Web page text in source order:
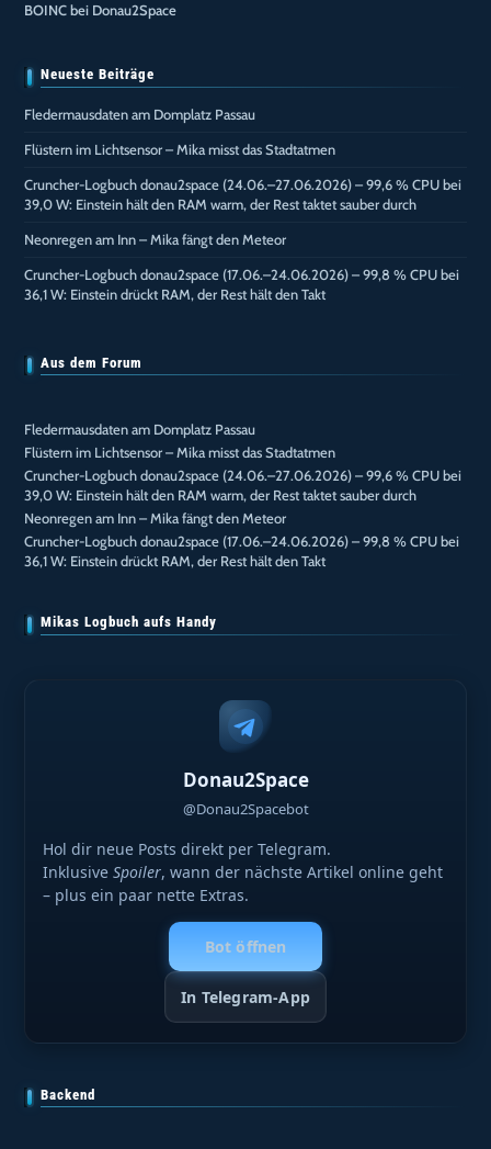
BOINC bei Donau2Space
Neueste Beiträge
Fledermausdaten am Domplatz Passau
Flüstern im Lichtsensor – Mika misst das Stadtatmen
Cruncher-Logbuch donau2space (24.06.–27.06.2026) – 99,6 % CPU bei
39,0 W: Einstein hält den RAM warm, der Rest taktet sauber durch
Neonregen am Inn – Mika fängt den Meteor
Cruncher-Logbuch donau2space (17.06.–24.06.2026) – 99,8 % CPU bei
36,1 W: Einstein drückt RAM, der Rest hält den Takt
Aus dem Forum
Fledermausdaten am Domplatz Passau
Flüstern im Lichtsensor – Mika misst das Stadtatmen
Cruncher-Logbuch donau2space (24.06.–27.06.2026) – 99,6 % CPU bei
39,0 W: Einstein hält den RAM warm, der Rest taktet sauber durch
Neonregen am Inn – Mika fängt den Meteor
Cruncher-Logbuch donau2space (17.06.–24.06.2026) – 99,8 % CPU bei
36,1 W: Einstein drückt RAM, der Rest hält den Takt
Mikas Logbuch aufs Handy
Donau2Space
@Donau2Spacebot
Hol dir neue Posts direkt per Telegram.
InklusiveSpoiler, wann der nächste Artikel online geht
– plus ein paar nette Extras.
Bot öffnen
In Telegram-App
Backend